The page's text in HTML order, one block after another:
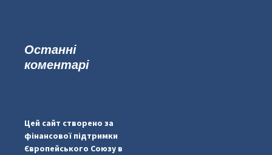
pimrec_project
Останні
коментарі
Цей сайт створено за
фінансової підтримки
Європейського Союзу в